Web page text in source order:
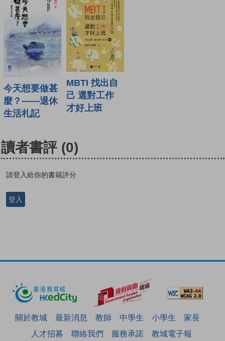
今天想要做甚
麼？——退休
生活札記
MBTI 找出自
己 選對工作
才好上班
讀者書評 (0)
請登入給你的書籍評分
登入
關於教城 最新消息 教師 中學生 小學生
家長
人才招募
聯絡我們 服務承諾 教城電子報